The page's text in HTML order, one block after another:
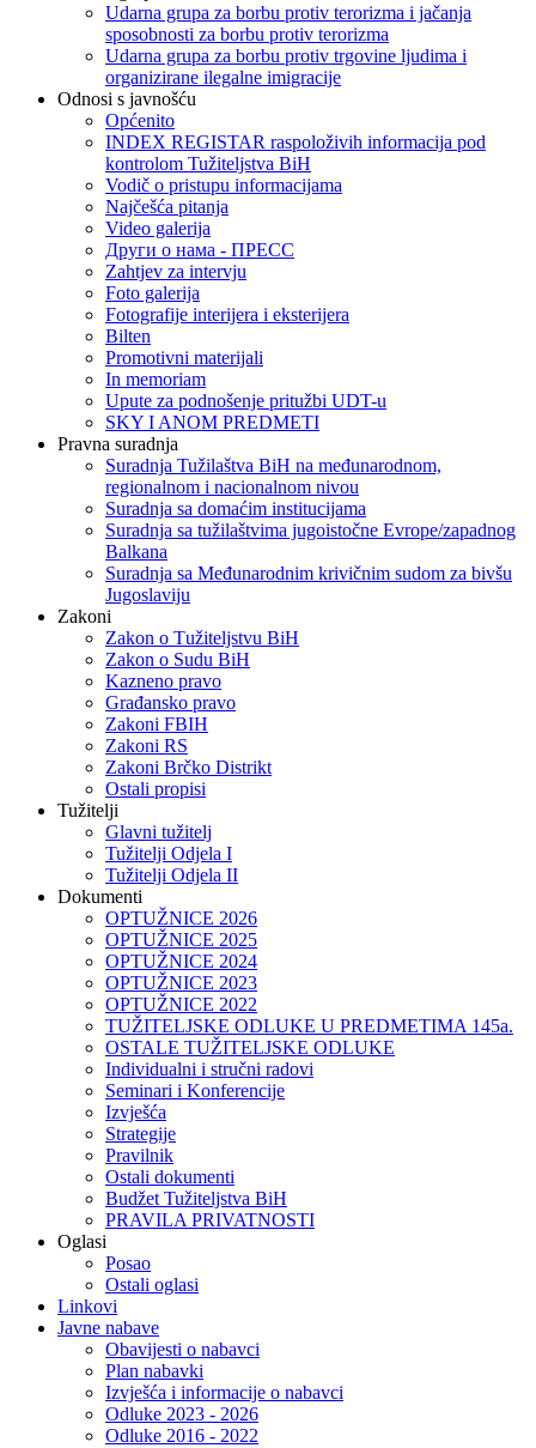
Udarna grupa za borbu protiv terorizma i jačanja
sposobnosti za borbu protiv terorizma
Udarna grupa za borbu protiv trgovine ljudima i
organizirane ilegalne imigracije
Odnosi s javnošću
Općenito
INDEX REGISTAR raspoloživih informacija pod
kontrolom Tužiteljstva BiH
Vodič o pristupu informacijama
Najčešća pitanja
Video galerija
Други о нама - ПРЕСC
Zahtjev za intervju
Foto galerija
Fotografije interijera i eksterijera
Bilten
Promotivni materijali
In memoriam
Upute za podnošenje pritužbi UDT-u
SKY I ANOM PREDMETI
Pravna suradnja
Suradnja Tužilaštva BiH na međunarodnom,
regionalnom i nacionalnom nivou
Suradnja sa domaćim institucijama
Suradnja sa tužilaštvima jugoistočne Evrope/zapadnog
Balkana
Suradnja sa Međunarodnim krivičnim sudom za bivšu
Jugoslaviju
Zakoni
Zakon o Тužiteljstvu BiH
Zakon o Sudu BiH
Kazneno pravo
Građansko pravo
Zakoni FBIH
Zakoni RS
Zakoni Brčko Distrikt
Ostali propisi
Tužitelji
Glavni tužitelj
Tužitelji Odjela I
Tužitelji Odjela II
Dokumenti
OPTUŽNICE 2026
OPTUŽNICE 2025
OPTUŽNICE 2024
OPTUŽNICE 2023
OPTUŽNICE 2022
TUŽITELJSKE ODLUKE U PREDMETIMA 145a.
OSTALE TUŽITELJSKE ODLUKE
Individualni i stručni radovi
Seminari i Konferencije
Izvješća
Strategije
Pravilnik
Ostali dokumenti
Budžet Tužiteljstva BiH
PRAVILA PRIVATNOSTI
Oglasi
Posao
Ostali oglasi
Linkovi
Javne nabave
Obavijesti o nabavci
Plan nabavki
Izvješća i informacije o nabavci
Odluke 2023 - 2026
Odluke 2016 - 2022